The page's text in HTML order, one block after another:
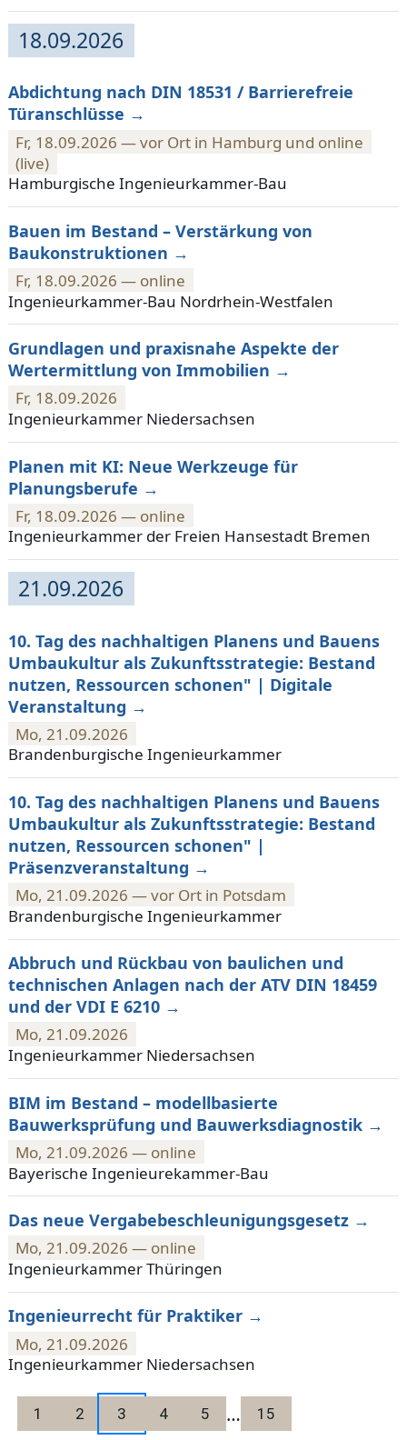
18.09.2026
Abdichtung nach DIN 18531 / Barrierefreie
Türanschlüsse
Fr, 18.09.2026 — vor Ort in Hamburg und online
(live)
Hamburgische Ingenieurkammer-Bau
Bauen im Bestand – Verstärkung von
Baukonstruktionen
Fr, 18.09.2026 — online
Ingenieurkammer-Bau Nordrhein-Westfalen
Grundlagen und praxisnahe Aspekte der
Wertermittlung von Immobilien
Fr, 18.09.2026
Ingenieurkammer Niedersachsen
Planen mit KI: Neue Werkzeuge für
Planungsberufe
Fr, 18.09.2026 — online
Ingenieurkammer der Freien Hansestadt Bremen
21.09.2026
10. Tag des nachhaltigen Planens und Bauens
Umbaukultur als Zukunftsstrategie: Bestand
nutzen, Ressourcen schonen" | Digitale
Veranstaltung
Mo, 21.09.2026
Brandenburgische Ingenieurkammer
10. Tag des nachhaltigen Planens und Bauens
Umbaukultur als Zukunftsstrategie: Bestand
nutzen, Ressourcen schonen" |
Präsenzveranstaltung
Mo, 21.09.2026 — vor Ort in Potsdam
Brandenburgische Ingenieurkammer
Abbruch und Rückbau von baulichen und
technischen Anlagen nach der ATV DIN 18459
und der VDI E 6210
Mo, 21.09.2026
Ingenieurkammer Niedersachsen
BIM im Bestand – modellbasierte
Bauwerksprüfung und Bauwerksdiagnostik
Mo, 21.09.2026 — online
Bayerische Ingenieurekammer-Bau
Das neue Vergabebeschleunigungsgesetz
Mo, 21.09.2026 — online
Ingenieurkammer Thüringen
Ingenieurrecht für Praktiker
Mo, 21.09.2026
Ingenieurkammer Niedersachsen
1 2 3 4 5 … 15